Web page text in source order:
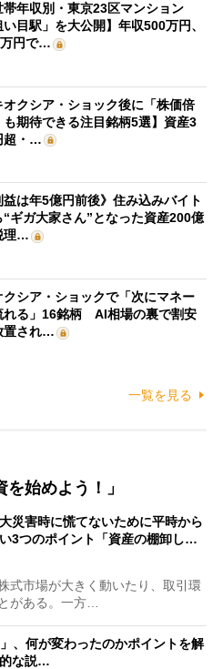
帯年収別・東京23区マンション
い目駅」を大公開】年収500万円、
円で…
オクシア・ショック後に「株価倍
も期待できる注目銘柄5選】資産3
超・…
益は年5億円前後》住み込みバイト
“ギガ大家さん”となった資産200億
理…
クシア・ショックで「次にマネー
れる」16銘柄 AI相場の裏で割安
置され…
一覧を見る
始めよう！」
大災害時に慌てないために平時から
3つのポイント「資産の棚卸し…
式市場が大きく動いたり、取引環
がある。一方…
、何が変わったのかポイントを解
な説…